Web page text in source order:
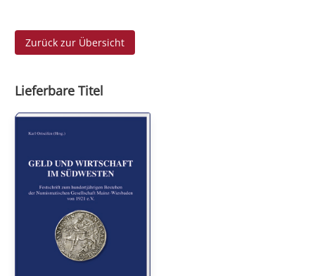
Zurück zur Übersicht
Lieferbare Titel